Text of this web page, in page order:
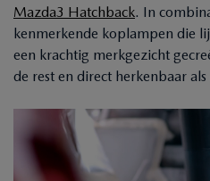
Mazda3 Hatchback. In
kenmerkende koplampen die
een krachtig merkgezicht
de rest en direct herkenbaar